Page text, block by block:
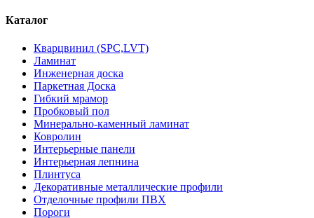
Каталог
Кварцвинил (SPC,LVT)
Ламинат
Инженерная доска
Паркетная Доска
Гибкий мрамор
Пробковый пол
Минерально-каменный ламинат
Ковролин
Интерьерные панели
Интерьерная лепнина
Плинтуса
Декоративные металлические профили
Отделочные профили ПВХ
Пороги